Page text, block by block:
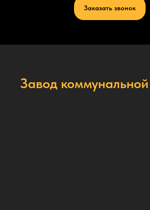
Заказать звонок
Завод